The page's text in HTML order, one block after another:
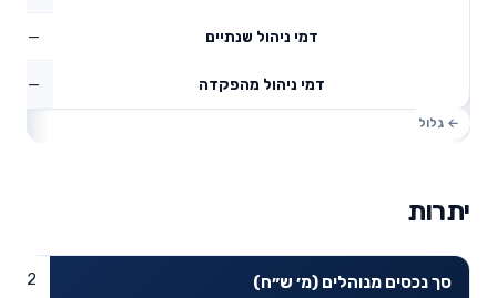
דמי ניהול שנתיים —
דמי ניהול מהפקדה —
יתרות
סך נכסים מנוהלים (מ׳ ש״ח) 3.92